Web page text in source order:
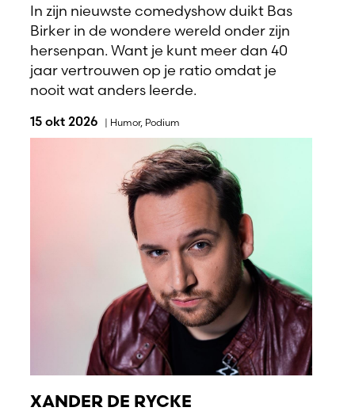
In zijn nieuwste comedyshow duikt Bas
Birker in de wondere wereld onder zijn
hersenpan. Want je kunt meer dan 40
jaar vertrouwen op je ratio omdat je
nooit wat anders leerde.
15 okt 2026 | Humor, Podium
XANDER DE RYCKE